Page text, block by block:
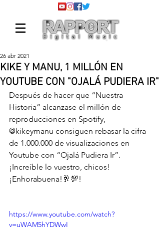
KIKE Y MANU, 1 MILLÓN EN
YOUTUBE CON "OJALÁ PUDIERA IR"
26 abr 2021
Después de hacer que “Nuestra
Historia” alcanzase el millón de
reproducciones en Spotify,
@kikeymanu consiguen rebasar la cifra
de 1.000.000 de visualizaciones en
Youtube con “Ojalá Pudiera Ir”.
¡Increíble lo vuestro, chicos!
¡Enhorabuena!🥂💯!
https://www.youtube.com/watch?
v=uWAM5hYDWwI